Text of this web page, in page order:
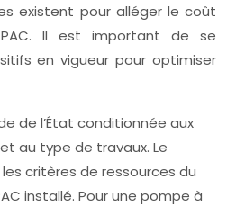
existent pour alléger le coût
PAC. Il est important de se
en vigueur pour optimiser
de l’État conditionnée aux
au type de travaux. Le
critères de ressources du
installé. Pour une pompe à